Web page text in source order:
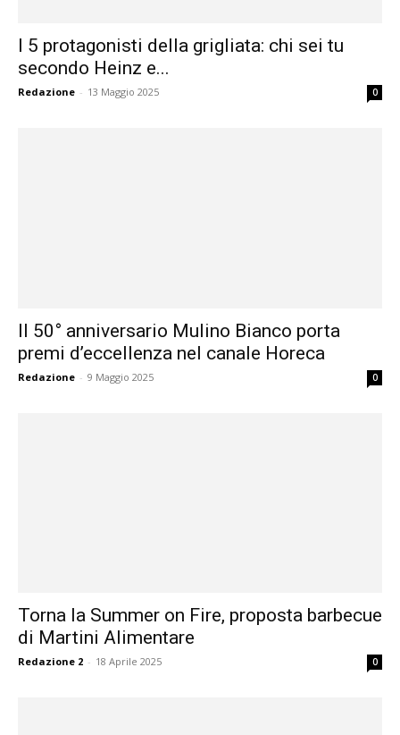
I 5 protagonisti della grigliata: chi sei tu
secondo Heinz e...
Redazione - 13 Maggio 2025 0
Il 50° anniversario Mulino Bianco porta
premi d’eccellenza nel canale Horeca
Redazione - 9 Maggio 2025 0
Torna la Summer on Fire, proposta barbecue
di Martini Alimentare
Redazione 2 - 18 Aprile 2025 0